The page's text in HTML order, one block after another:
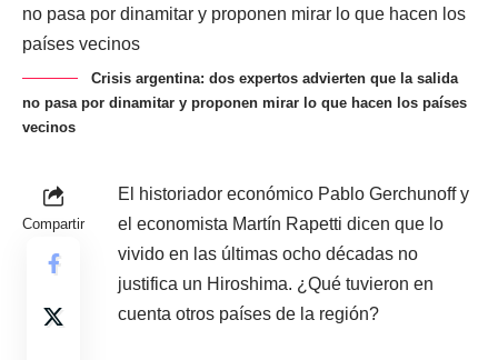
Crisis argentina: dos expertos advierten que la salida
no pasa por dinamitar y proponen mirar lo que hacen los países
vecinos
Compartir
El historiador económico Pablo Gerchunoff y
el economista Martín Rapetti dicen que lo
vivido en las últimas ocho décadas no
justifica un Hiroshima. ¿Qué tuvieron en
cuenta otros países de la región?